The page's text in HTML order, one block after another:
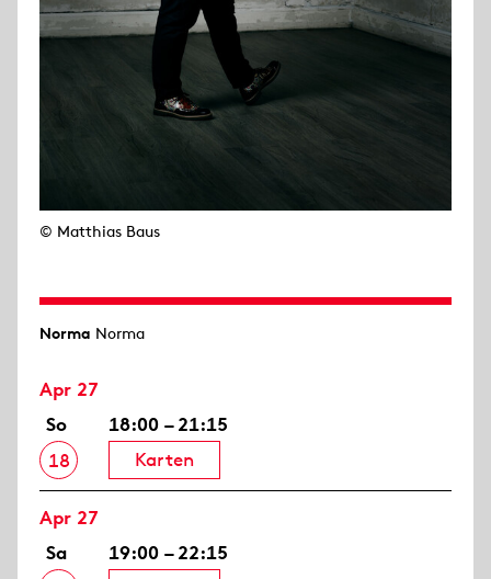
© Matthias Baus
Norma Norma
Apr 27
So
18
18:00 – 21:15
Karten
Apr 27
Sa
19:00 – 22:15